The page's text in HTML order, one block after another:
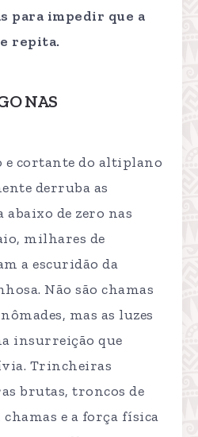
para impedir que a
repita.
NAS
e cortante do altiplano
derruba as
de zero nas
milhares de
a escuridão da
Não são chamas
mas as luzes
insurreição que
Trincheiras
brutas, troncos de
e a força física